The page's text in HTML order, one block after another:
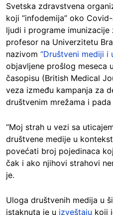
Svetska zdravstvena
koji “infodemija” oko
ljudi i programe imunizacije
profesor na Univerzitetu
nazivom “Društveni mediji i
objavljene prošlog meseca
časopisu (British Medical
veza između kampanja za
društvenim mrežama i
“Moj strah u vezi sa
društvene medije u
povećati broj pojedinaca
čak i ako njihovi strahovi
je.
Uloga društvenih medija u
istaknuta je u izveštaju koji